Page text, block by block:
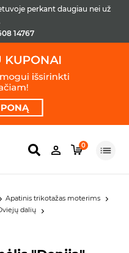
perkant daugiau nei už
14767
0
Apatinis trikotažas moterims
dalių